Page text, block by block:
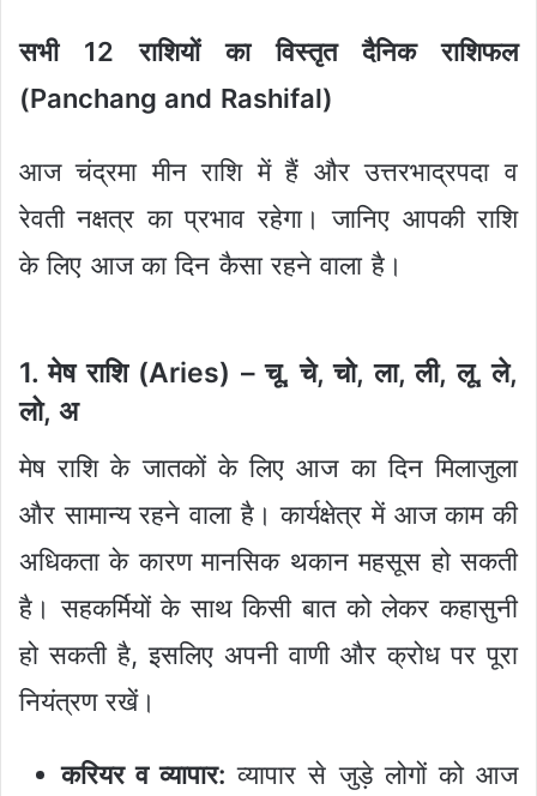
सभी 12 राशियों का विस्तृत दैनिक राशिफल
(Panchang and Rashifal)
आज चंद्रमा मीन राशि में हैं और उत्तरभाद्रपदा व
रेवती नक्षत्र का प्रभाव रहेगा। जानिए आपकी राशि
के लिए आज का दिन कैसा रहने वाला है।
1. मेष राशि (Aries) – चू, चे, चो, ला, ली, लू, ले,
लो, अ
मेष राशि के जातकों के लिए आज का दिन मिलाजुला
और सामान्य रहने वाला है। कार्यक्षेत्र में आज काम की
अधिकता के कारण मानसिक थकान महसूस हो सकती
है। सहकर्मियों के साथ किसी बात को लेकर कहासुनी
हो सकती है, इसलिए अपनी वाणी और क्रोध पर पूरा
नियंत्रण रखें।
करियर व व्यापार: व्यापार से जुड़े लोगों को आज